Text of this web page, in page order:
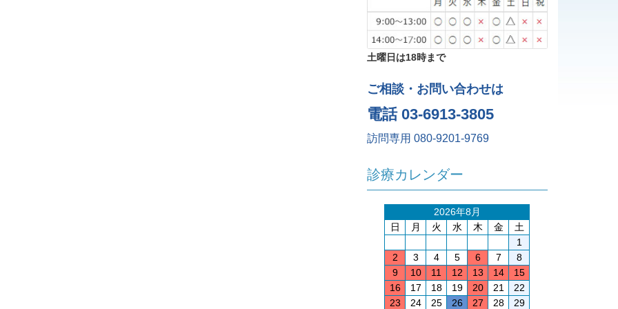
土曜日は18時まで
ご相談・お問い合わせは
電話 03-6913-3805
訪問専用 080-9201-9769
診療カレンダー
2026年8月
日
月 火 水 木 金
土
1
2
3 4 5 6 7
8
9
10 11 12 13 14
15
16
17 18 19 20 21
22
23
24 25 26 27 28
29